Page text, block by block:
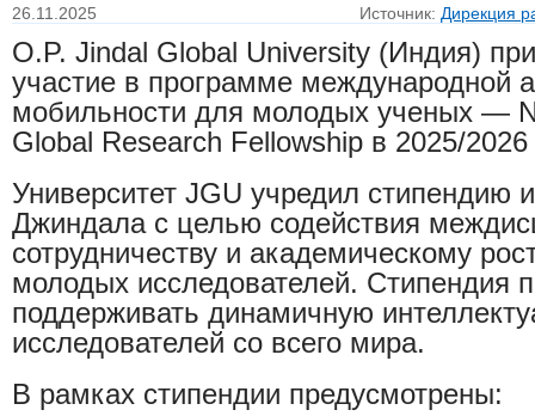
26.11.2025 Источник: Дирекция
O.P. Jindal Global University (Индия)
участие в программе международной
мобильности для молодых ученых —
Global Research Fellowship в 2025/
Университет JGU учредил стипендию
Джиндала с целью содействия
сотрудничеству и академическому
молодых исследователей. Стипендия
поддерживать динамичную
исследователей со всего мира.
В рамках стипендии предусмотрены: